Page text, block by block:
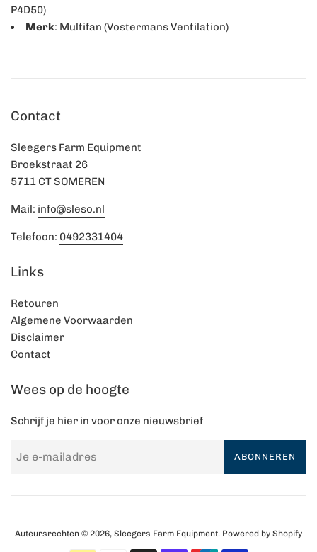
P4D50)
Merk: Multifan (Vostermans Ventilation)
Contact
Sleegers Farm Equipment
Broekstraat 26
5711 CT SOMEREN
Mail: info@sleso.nl
Telefoon: 0492331404
Links
Retouren
Algemene Voorwaarden
Disclaimer
Contact
Wees op de hoogte
Schrijf je hier in voor onze nieuwsbrief
ABONNEREN
Auteursrechten © 2026, Sleegers Farm Equipment. Powered by Shopify